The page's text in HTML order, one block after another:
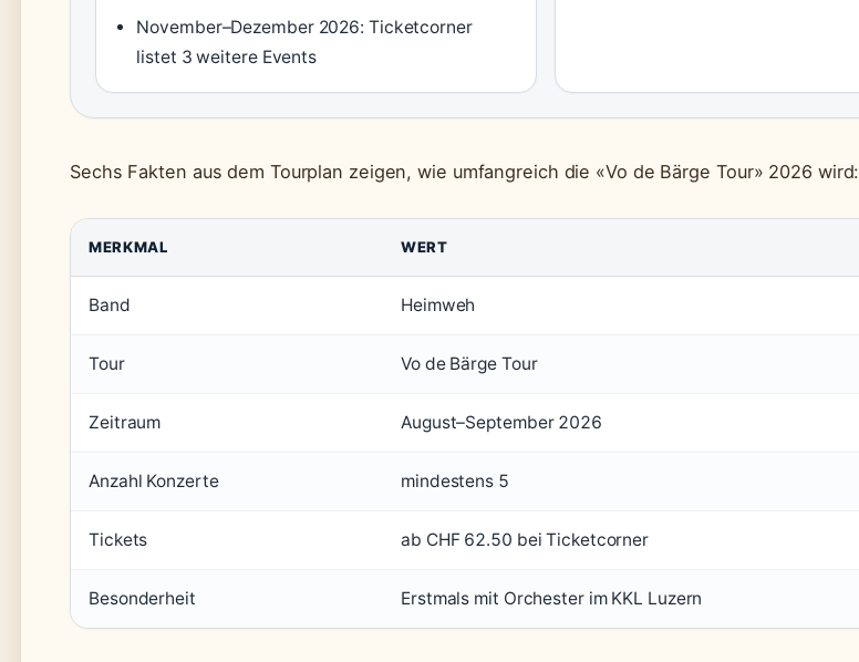
November–Dezember 2026: Ticketcorner
listet 3 weitere Events
Sechs Fakten aus dem Tourplan zeigen, wie umfangreich die «Vo de Bärge Tour» 2026 wird:
MERKMAL WERT
Band Heimweh
Tour Vo de Bärge Tour
Zeitraum August–September 2026
Anzahl Konzerte mindestens 5
Tickets ab CHF 62.50 bei Ticketcorner
Besonderheit Erstmals mit Orchester im KKL Luzern